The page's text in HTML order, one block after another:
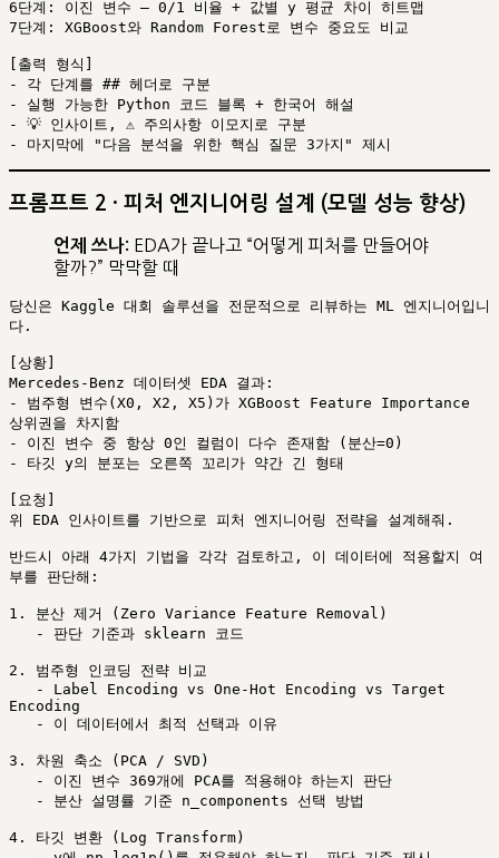
6단계: 이진 변수 — 0/1 비율 + 값별 y 평균 차이 히트맵
7단계: XGBoost와 Random Forest로 변수 중요도 비교
[출력 형식]
- 각 단계를 ## 헤더로 구분
- 실행 가능한 Python 코드 블록 + 한국어 해설
- 💡 인사이트, ⚠️ 주의사항 이모지로 구분
프롬프트 2 · 피처 엔지니어링 설계 (모델 성능 향상)
언제 쓰나: EDA가 끝나고 “어떻게 피처를 만들어야
할까?” 막막할 때
당신은 Kaggle 대회 솔루션을 전문적으로 리뷰하는 ML 엔지니어입니
다.
[상황]
Mercedes-Benz 데이터셋 EDA 결과:
- 범주형 변수(X0, X2, X5)가 XGBoost Feature Importance
상위권을 차지함
- 이진 변수 중 항상 0인 컬럼이 다수 존재함 (분산=0)
- 타깃 y의 분포는 오른쪽 꼬리가 약간 긴 형태
[요청]
위 EDA 인사이트를 기반으로 피처 엔지니어링 전략을 설계해줘.
반드시 아래 4가지 기법을 각각 검토하고, 이 데이터에 적용할지 여
부를 판단해:
1. 분산 제거 (Zero Variance Feature Removal)
2. 범주형 인코딩 전략 비교
Encoding
3. 차원 축소 (PCA / SVD)
4. 타깃 변환 (Log Transform)